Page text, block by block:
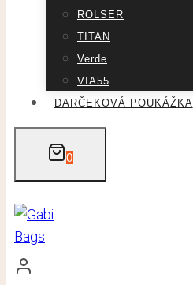
ROLSER
TITAN
Verde
VIA55
DARČEKOVÁ POUKÁŽKA
0